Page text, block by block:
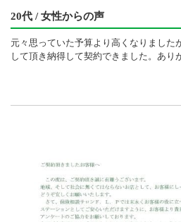
20代 / 女性からの声
元々思っていた予算より高くなりました
して頂き納得して契約できました。あり